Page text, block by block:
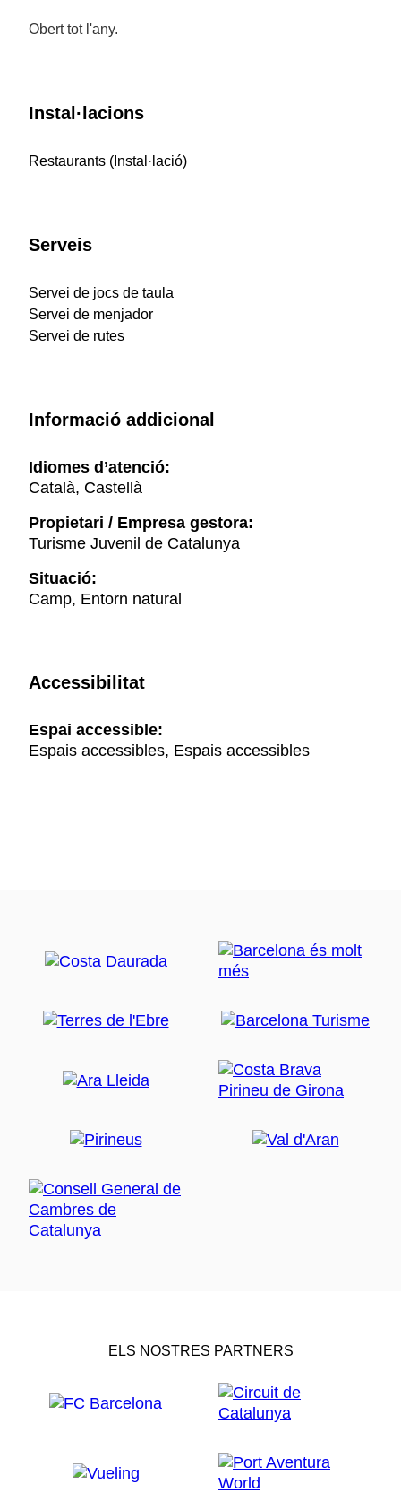
Obert tot l'any.
Instal·lacions
Restaurants (Instal·lació)
Serveis
Servei de jocs de taula
Servei de menjador
Servei de rutes
Informació addicional
Idiomes d’atenció:
Català, Castellà
Propietari / Empresa gestora:
Turisme Juvenil de Catalunya
Situació:
Camp, Entorn natural
Accessibilitat
Espai accessible:
Espais accessibles, Espais accessibles
ELS NOSTRES PARTNERS